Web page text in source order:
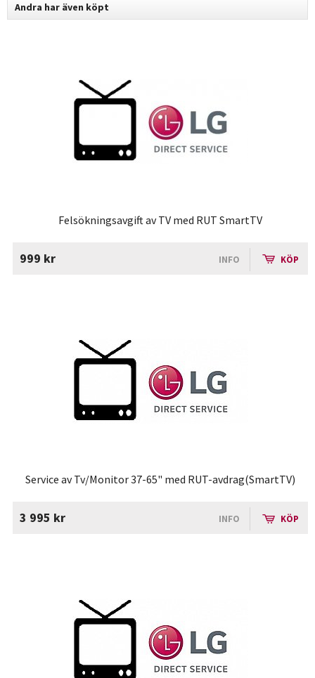
Andra har även köpt
Felsökningsavgift av TV med RUT SmartTV
999 kr INFO KÖP
Service av Tv/Monitor 37-65" med RUT-avdrag(SmartTV)
3 995 kr INFO KÖP